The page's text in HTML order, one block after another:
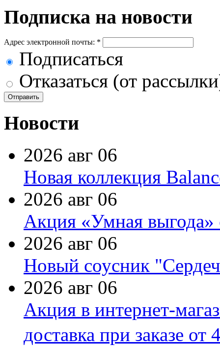
Подписка на новости
Адрес электронной почты: *
Подписаться
Отказаться (от
Новости
2026 авг 06
Новая коллекция
2026 авг 06
Акция «Умная выгода»
2026 авг 06
Новый соусник
2026 авг 06
Акция в интернет-
доставка при заказе от